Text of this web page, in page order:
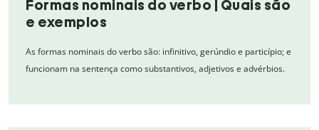
Formas nominais do verbo | Quais são
e exemplos
As formas nominais do verbo são: infinitivo, gerúndio e particípio; e
funcionam na sentença como substantivos, adjetivos e advérbios.